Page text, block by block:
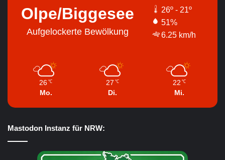
Olpe/Biggesee
Aufgelockerte Bewölkung
26º - 21º
51%
6.25 km/h
26 ℃
Mo.
27 ℃
Di.
22 ℃
Mi.
Mastodon Instanz für NRW: